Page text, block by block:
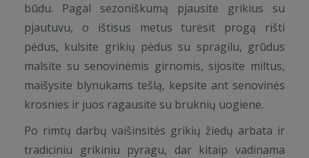
būdu. Pagal sezoniškumą pjausite grikius su
pjautuvu, o ištisus metus turėsit progą rišti
pėdus, kulsite grikių pėdus su spragilu, grūdus
malsite su senovinėmis girnomis, sijosite miltus,
maišysite blynukams tešlą, kepsite ant senovinės
krosnies ir juos ragausite su bruknių uogiene.
Po rimtų darbų vaišinsitės grikių žiedų arbata ir
tradiciniu grikiniu pyragu, dar kitaip vadinama